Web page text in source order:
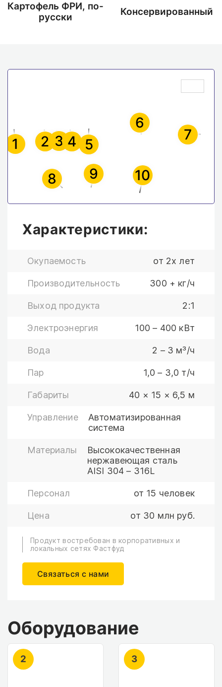
Картофель ФРИ, по-
русски
Консервированный
1 2 3 4 5
6
9 10
7
8
Характеристики:
Окупаемость от 2х лет
Производительность 300 + кг/ч
Выход продукта 2:1
Электроэнергия 100 – 400 кВт
Вода 2 – 3 м³/ч
Пар 1,0 – 3,0 т/ч
Габариты 40 × 15 × 6,5 м
Управление
Автоматизированная
система
Материалы
Высококачественная
нержавеющая сталь
AISI 304 – 316L
Персонал от 15 человек
Цена от 30 млн руб.
Продукт востребован в корпоративных и
локальных сетях Фастфуд
Связаться с нами
Оборудование
2 3